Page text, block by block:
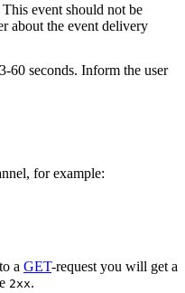
event should not be
about the event delivery
60 seconds. Inform the user
for example:
a GET-request you will get a
2xx.